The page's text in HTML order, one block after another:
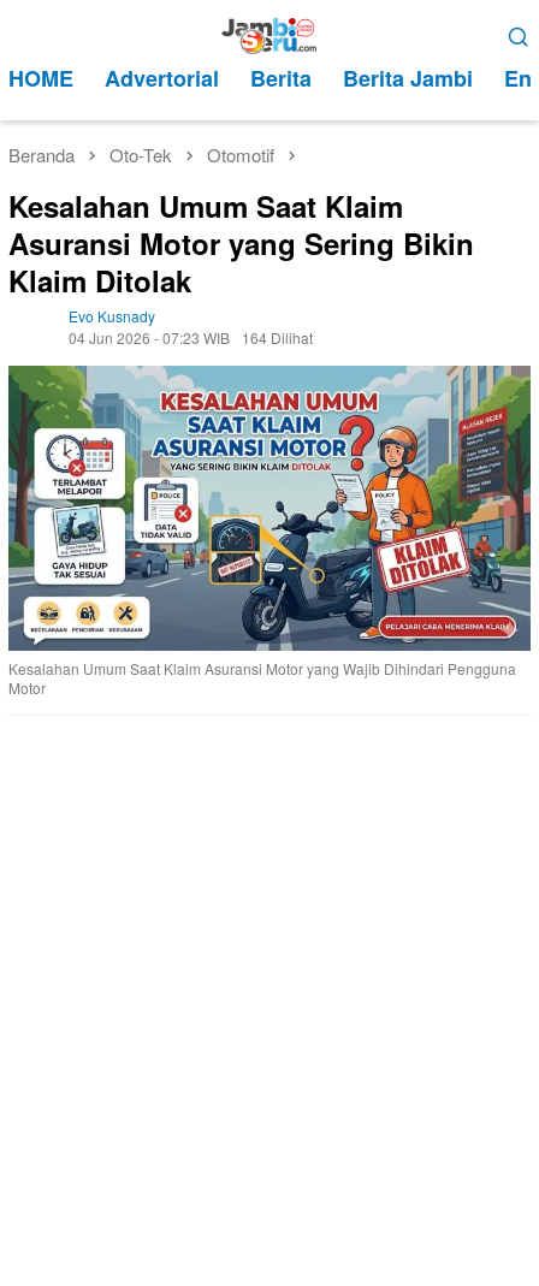
kontenMobile
HOME Advertorial Berita Berita Jambi
Beranda Oto-Tek Otomotif
Kesalahan Umum Saat Klaim
Asuransi Motor yang Sering Bikin
Klaim Ditolak
Evo Kusnady
04 Jun 2026 - 07:23 WIB
164 Dilihat
Kesalahan Umum Saat Klaim Asuransi Motor yang Wajib Dihindari Pengguna
Motor